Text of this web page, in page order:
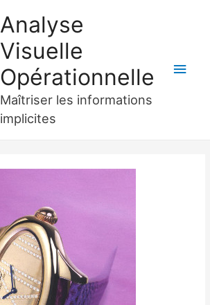
Analyse
Visuelle
Opérationnelle
Maîtriser les informations
implicites